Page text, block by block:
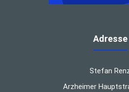
Adresse
Stefan
Arzheimer